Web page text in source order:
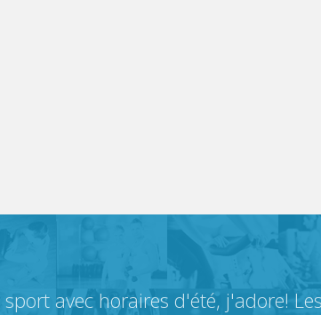
avec horaires d'été, j'adore!